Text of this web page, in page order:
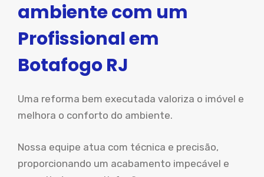
ambiente com um
Profissional em
Botafogo RJ
Uma reforma bem executada valoriza o imóvel e
melhora o conforto do ambiente.
Nossa equipe atua com técnica e precisão,
proporcionando um acabamento impecável e